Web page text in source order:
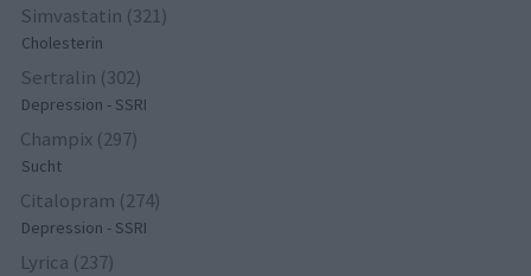
Simvastatin (321)
Cholesterin
Sertralin (302)
Depression - SSRI
Champix (297)
Sucht
Citalopram (274)
Depression - SSRI
Lyrica (237)